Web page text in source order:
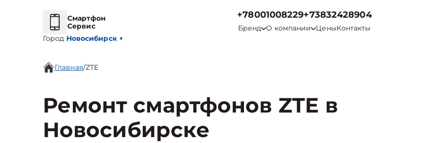
Смартфон
Сервис
Город Новосибирск ▼
+78001008229+73832428904
Бренд О компании ЦеныКонтакты
Главная/ZTE
Ремонт смартфонов ZTE в
Новосибирске